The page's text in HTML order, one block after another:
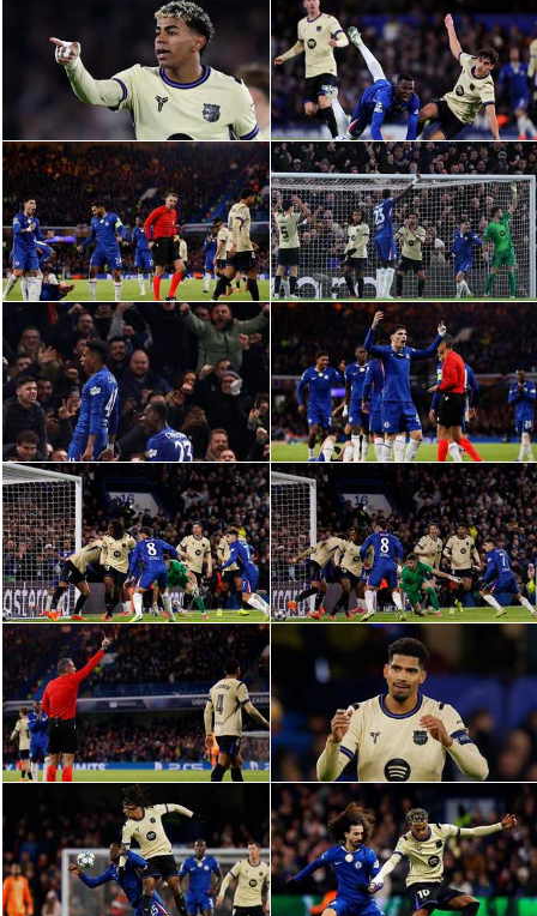
الكرة المصرية
الدوري المصري
الكرة الأوروبية
الكرة الإفريقية
منتخب مصر
سعودي في الجول
الدوري الإنجليزي
الدوري الإسباني
دوري أبطال أوروبا
القسم الثاني
رياضات أخرى
أمم إفريقيا
كرة السلة الأمريكية
كرة يد
كرة طائرة
الوطن العربي
في المونديال
رياضة نسائية